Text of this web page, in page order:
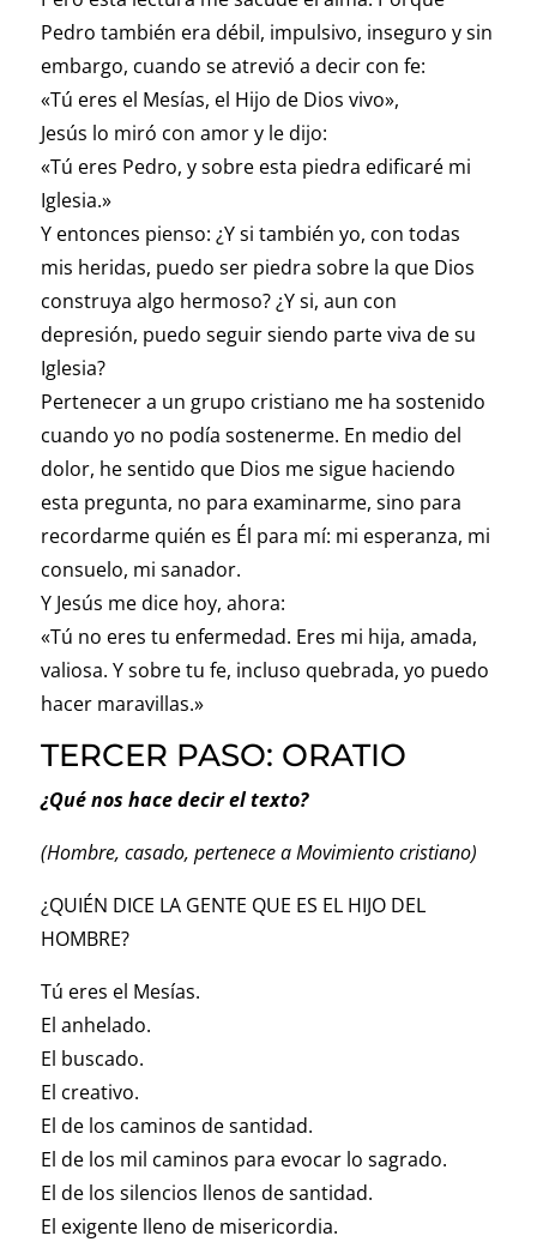
Pedro también era débil, impulsivo, inseguro y sin
embargo, cuando se atrevió a decir con fe:
«Tú eres el Mesías, el Hijo de Dios vivo»,
Jesús lo miró con amor y le dijo:
«Tú eres Pedro, y sobre esta piedra edificaré mi
Iglesia.»
Y entonces pienso: ¿Y si también yo, con todas
mis heridas, puedo ser piedra sobre la que Dios
construya algo hermoso? ¿Y si, aun con
depresión, puedo seguir siendo parte viva de su
Iglesia?
Pertenecer a un grupo cristiano me ha sostenido
cuando yo no podía sostenerme. En medio del
dolor, he sentido que Dios me sigue haciendo
esta pregunta, no para examinarme, sino para
recordarme quién es Él para mí: mi esperanza, mi
consuelo, mi sanador.
Y Jesús me dice hoy, ahora:
«Tú no eres tu enfermedad. Eres mi hija, amada,
valiosa. Y sobre tu fe, incluso quebrada, yo puedo
hacer maravillas.»
TERCER PASO: ORATIO
¿Qué nos hace decir el texto?
(Hombre, casado, pertenece a Movimiento cristiano)
¿QUIÉN DICE LA GENTE QUE ES EL HIJO DEL
HOMBRE?
Tú eres el Mesías.
El anhelado.
El buscado.
El creativo.
El de los caminos de santidad.
El de los mil caminos para evocar lo sagrado.
El de los silencios llenos de santidad.
El exigente lleno de misericordia.